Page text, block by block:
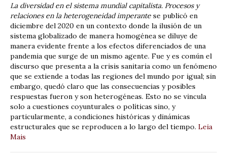
La diversidad en el sistema mundial capitalista. Procesos y
relaciones en la heterogeneidad imperante se publicó en
diciembre del 2020 en un contexto donde la ilusión de un
sistema globalizado de manera homogénea se diluye de
manera evidente frente a los efectos diferenciados de una
pandemia que surge de un mismo agente. Fue y es común el
discurso que presenta a la crisis sanitaria como un fenómeno
que se extiende a todas las regiones del mundo por igual; sin
embargo, quedó claro que las consecuencias y posibles
respuestas fueron y son heterogéneas. Esto no se vincula
solo a cuestiones coyunturales o políticas sino, y
particularmente, a condiciones históricas y dinámicas
estructurales que se reproducen a lo largo del tiempo. Leia
Mais